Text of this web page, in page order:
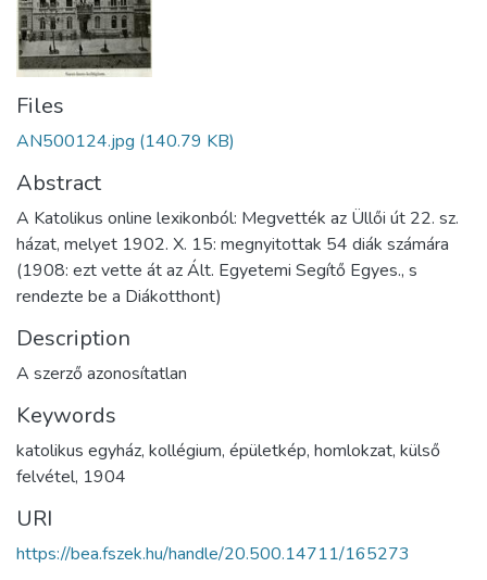
Files
AN500124.jpg (140.79 KB)
Abstract
A Katolikus online lexikonból: Megvették az Üllői út 22. sz.
házat, melyet 1902. X. 15: megnyitottak 54 diák számára
(1908: ezt vette át az Ált. Egyetemi Segítő Egyes., s
rendezte be a Diákotthont)
Description
A szerző azonosítatlan
Keywords
katolikus egyház, kollégium, épületkép, homlokzat, külső
felvétel, 1904
URI
https://bea.fszek.hu/handle/20.500.14711/165273